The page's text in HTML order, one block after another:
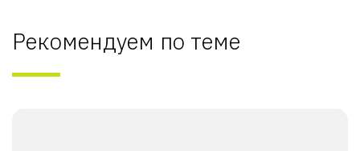
Рекомендуем по теме